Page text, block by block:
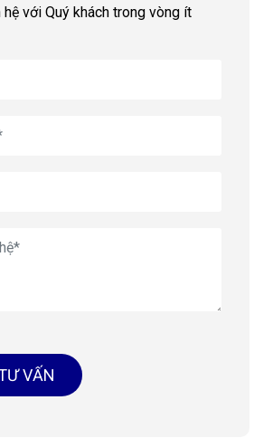
với Quý khách trong vòng ít
VẤN